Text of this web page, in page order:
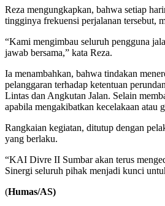
Reza mengungkapkan, bahwa setiap
tingginya frekuensi perjalanan tersebut,
“Kami mengimbau seluruh pengguna
jawab bersama,” kata Reza.
Ia menambahkan, bahwa tindakan
pelanggaran terhadap ketentuan
Lintas dan Angkutan Jalan. Selain
apabila mengakibatkan kecelakaan atau
Rangkaian kegiatan, ditutup dengan
yang berlaku.
“KAI Divre II Sumbar akan terus
Sinergi seluruh pihak menjadi kunci
(Humas/AS)